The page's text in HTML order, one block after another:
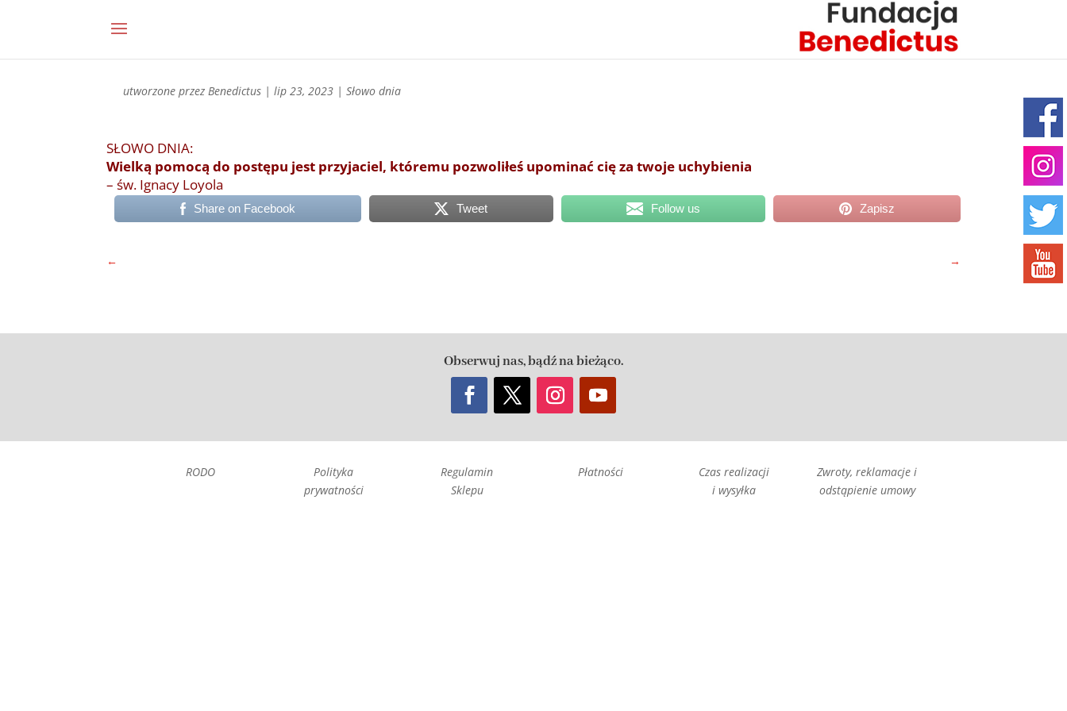
utworzone przezBenedictus |lip 23, 2023 |Słowo dnia
SŁOWO DNIA:
Wielką pomocą do postępu jest przyjaciel, któremu pozwoliłeś upominać cię za twoje uchybienia
– św. Ignacy Loyola
Share on Facebook Tweet Follow us Zapisz
← →
Obserwuj nas, bądź na bieżąco.
RODO
Polityka
prywatności
Regulamin
Sklepu
Płatności
Czas realizacji
i wysyłka
Zwroty, reklamacje i
odstąpienie umowy